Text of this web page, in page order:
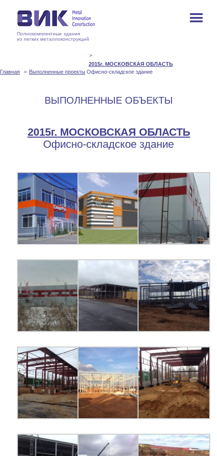
Полнокомплектные здания
из легких металлоконструкций
Главная Выполненные проекты
2015г. МОСКОВСКАЯ ОБЛАСТЬ
Офисно-складское здание
ВЫПОЛНЕННЫЕ ОБЪЕКТЫ
2015г. МОСКОВСКАЯ ОБЛАСТЬ
Офисно-складское здание